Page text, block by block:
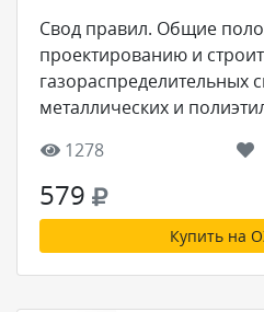
Свод правил. Общие
проектированию и
газораспределительных
металлических и
1278
579
Купить на